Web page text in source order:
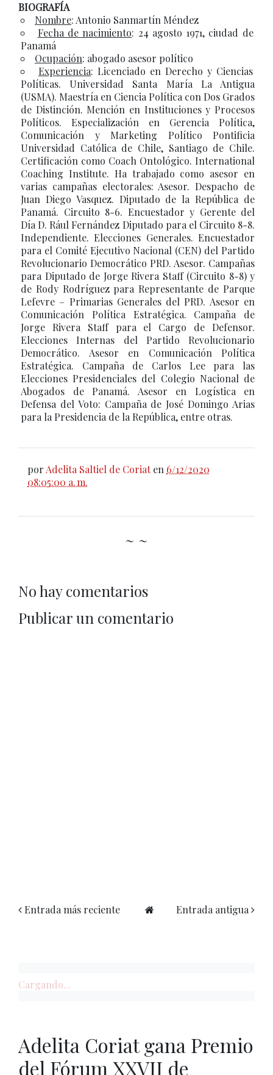
BIOGRAFÍA
Nombre: Antonio Sanmartín Méndez
Fecha de nacimiento: 24 agosto 1971, ciudad de
Panamá
Ocupación: abogado asesor político
Experiencia: Licenciado en Derecho y Ciencias
Políticas. Universidad Santa María La Antigua
(USMA). Maestría en Ciencia Política con Dos Grados
de Distinción. Mención en Instituciones y Procesos
Políticos. Especialización en Gerencia Política,
Comunicación y Marketing Político Pontificia
Universidad Católica de Chile, Santiago de Chile.
Certificación como Coach Ontológico. International
Coaching Institute. Ha trabajado como asesor en
varias campañas electorales: Asesor. Despacho de
Juan Diego Vasquez. Diputado de la República de
Panamá. Circuito 8-6. Encuestador y Gerente del
Día D. Rául Fernández Diputado para el Circuito 8-8.
Independiente. Elecciones Generales. Encuestador
para el Comité Ejecutivo Nacional (CEN) del Partido
Revolucionario Democrático PRD. Asesor. Campañas
para Diputado de Jorge Rivera Staff (Circuito 8-8) y
de Rody Rodríguez para Representante de Parque
Lefevre – Primarias Generales del PRD. Asesor en
Comunicación Política Estratégica. Campaña de
Jorge Rivera Staff para el Cargo de Defensor.
Elecciones Internas del Partido Revolucionario
Democrático. Asesor en Comunicación Política
Estratégica. Campaña de Carlos Lee para las
Elecciones Presidenciales del Colegio Nacional de
Abogados de Panamá. Asesor en Logística en
Defensa del Voto: Campaña de José Domingo Arias
para la Presidencia de la República, entre otras.
por Adelita Saltiel de Coriat en 6/12/2020
08:05:00 a. m.
~ ~
No hay comentarios
Publicar un comentario
Entrada más reciente Entrada antigua
Cargando...
Adelita Coriat gana Premio
del Fórum XXVII de